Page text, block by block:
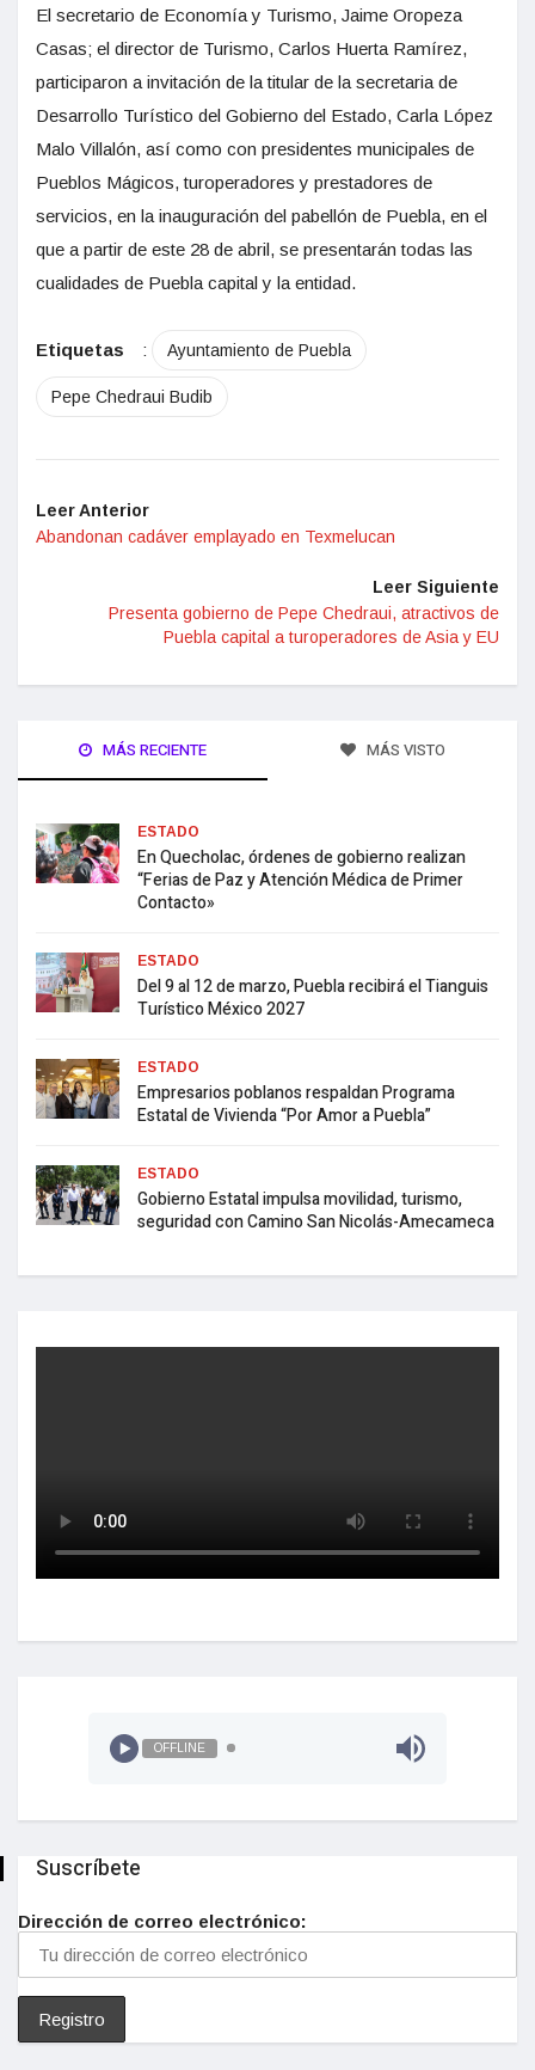
El secretario de Economía y Turismo, Jaime Oropeza
Casas; el director de Turismo, Carlos Huerta Ramírez,
participaron a invitación de la titular de la secretaria de
Desarrollo Turístico del Gobierno del Estado, Carla López
Malo Villalón, así como con presidentes municipales de
Pueblos Mágicos, turoperadores y prestadores de
servicios, en la inauguración del pabellón de Puebla, en el
que a partir de este 28 de abril, se presentarán todas las
cualidades de Puebla capital y la entidad.
Etiquetas : Ayuntamiento de Puebla
Pepe Chedraui Budib
Leer Anterior
Abandonan cadáver emplayado en Texmelucan
Leer Siguiente
Presenta gobierno de Pepe Chedraui, atractivos de
Puebla capital a turoperadores de Asia y EU
MÁS RECIENTE MÁS VISTO
ESTADO
En Quecholac, órdenes de gobierno realizan
“Ferias de Paz y Atención Médica de Primer
Contacto»
ESTADO
Del 9 al 12 de marzo, Puebla recibirá el Tianguis
Turístico México 2027
ESTADO
Empresarios poblanos respaldan Programa
Estatal de Vivienda “Por Amor a Puebla”
ESTADO
Gobierno Estatal impulsa movilidad, turismo,
seguridad con Camino San Nicolás-Amecameca
OFFLINE
Suscríbete
Dirección de correo electrónico: